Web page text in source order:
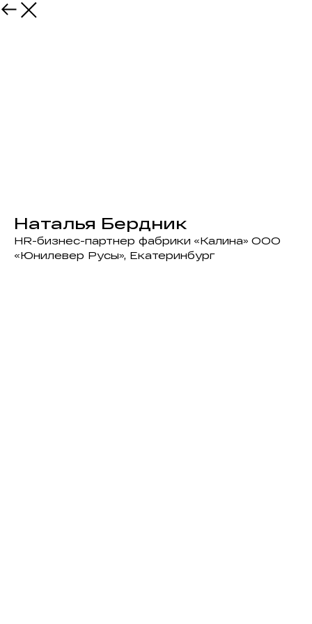
Наталья Бердник
HR-бизнес-партнер фабрики «Калина» ООО
«Юнилевер Русы», Екатеринбург